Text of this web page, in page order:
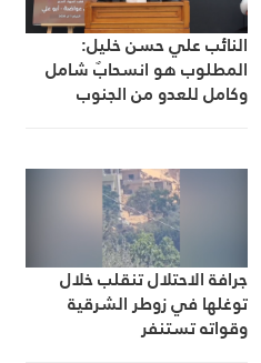
النائب علي حسن خليل:
المطلوب هو انسحابٌ شامل
وكامل للعدو من الجنوب
جرافة الاحتلال تنقلب خلال
توغلها في زوطر الشرقية
وقواته تستنفر